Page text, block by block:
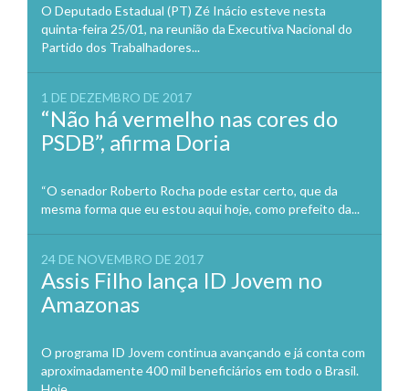
O Deputado Estadual (PT) Zé Inácio esteve nesta
quinta-feira 25/01, na reunião da Executiva Nacional do
Partido dos Trabalhadores...
1 DE DEZEMBRO DE 2017
“Não há vermelho nas cores do
PSDB”, afirma Doria
“O senador Roberto Rocha pode estar certo, que da
mesma forma que eu estou aqui hoje, como prefeito da...
24 DE NOVEMBRO DE 2017
Assis Filho lança ID Jovem no
Amazonas
O programa ID Jovem continua avançando e já conta com
aproximadamente 400 mil beneficiários em todo o Brasil.